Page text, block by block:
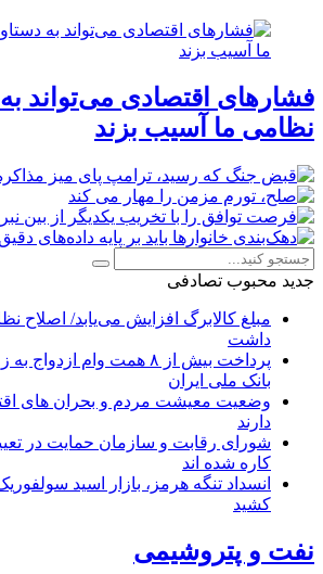
فشارهای اقتصادی می‌تواند
نظامی ما آسیب بزند
جدید محبوب تصادفی
مبلغ کالابرگ افزایش می‌یابد/ اصلاح
داشت
پرداخت بیش از ۸ همت وام
بانک ملی ایران
وضعیت معیشت مردم و بحران های
دارند
شورای رقابت و سازمان حمایت در
کاره شده اند
انسداد تنگه هرمز، بازار اسید
کشید
نفت و پتروشیمی